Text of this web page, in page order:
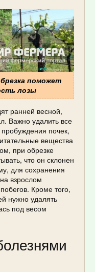
поможет
лозы
ранней весной,
Важно удалить все
почек,
вещества
при обрезке
что он склонен
для сохранения
взрослом
Кроме того,
нужно удалять
под весом